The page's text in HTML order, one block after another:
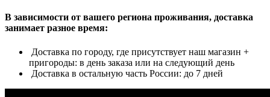
В зависимости от вашего региона проживания, доставка
занимает разное время:
Доставка по городу, где присутствует наш магазин +
пригороды: в день заказа или на следующий день
Доставка в остальную часть России: до 7 дней